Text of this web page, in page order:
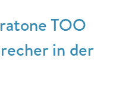
TOO
in der